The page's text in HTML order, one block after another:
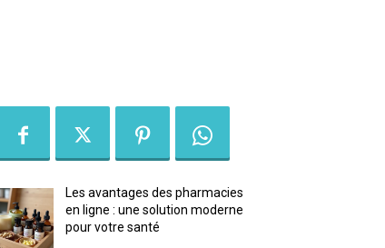
Les avantages des pharmacies
en ligne : une solution moderne
pour votre santé